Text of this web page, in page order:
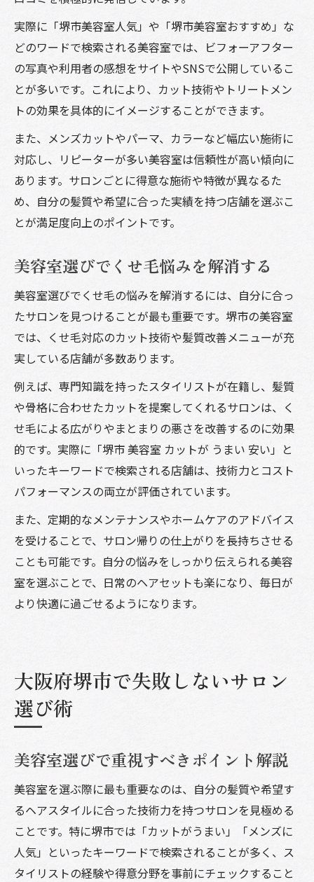
実際に「堺市美容室人気」や「堺市美容室おすすめ」な
どのワードで検索される美容室では、ビフォーアフター
の写真や利用者の感想をサイトやSNSで公開しているこ
とが多いです。これにより、カット技術やトリートメン
トの効果を具体的にイメージすることができます。
また、メンズカットやパーマ、カラーなど幅広い施術に
対応し、リピーターが多い美容室は信頼性が高い傾向に
あります。サロンごとに得意な施術や特徴が異なるた
め、自分の髪質や希望に合った実績を持つ店舗を選ぶこ
とが満足度向上のポイントです。
美容室選びでくせ毛悩みを解消する
美容室選びでくせ毛の悩みを解消するには、自分に合っ
たサロンを見つけることが最も重要です。堺市の美容室
では、くせ毛対応のカット技術や髪質改善メニューが充
実している店舗が多数あります。
例えば、専門知識を持ったスタイリストが在籍し、髪質
や骨格に合わせたカットを提案してくれるサロンは、く
せ毛による広がりやまとまりの悪さを改善するのに効果
的です。実際に「堺市 美容室 カットが うまい 安い」と
いったキーワードで検索される店舗は、技術力とコスト
パフォーマンスの両立が評価されています。
また、定期的なメンテナンスやホームケアのアドバイス
を受けることで、サロン帰りの仕上がりを長持ちさせる
ことも可能です。自分の悩みをしっかり伝えられる美容
室を選ぶことで、日常のヘアセットも楽になり、毎日が
より快適に過ごせるようになります。
大阪府堺市で失敗しないサロン
選び術
美容室選びで重視すべきポイント解説
美容室を選ぶ際に最も重要なのは、自分の髪質や希望す
るヘアスタイルに合った技術力を持つサロンを見極める
ことです。特に堺市では「カットがうまい」「メンズに
人気」といったキーワードで検索されることが多く、ス
タイリストの経験や得意分野を事前にチェックすること